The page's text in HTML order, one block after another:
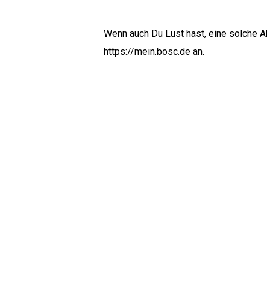
Wenn auch Du Lust hast, eine solche
https://mein.bosc.de an.